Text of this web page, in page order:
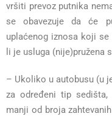
vršiti prevoz putnika
se obavezuje da će
uplaćenog iznosa koji
li je usluga (nije)pružena
– Ukoliko u autobusu (u
za određeni tip
manji od broja